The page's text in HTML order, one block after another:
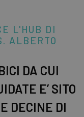
L'HUB DI
ALBERTO
DA CUI
E’ SITO
DECINE DI